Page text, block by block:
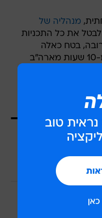
מנהליה של
לבטל את כל התכניות
בטח כאלה
שכוללות טיסה של למעלה מ-10 שעות מארה"ב
לכמה צלמים
השקיעה המון כסף
אמורה לנחות כאן,
סלבס גורם